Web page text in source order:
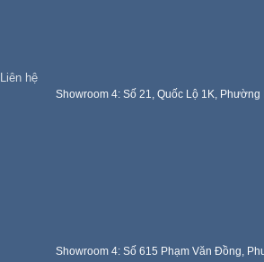
Liên hệ
Showroom 4: Số 21, Quốc Lộ 1K,
Showroom 4: Số 615 Phạm Văn Đồng,